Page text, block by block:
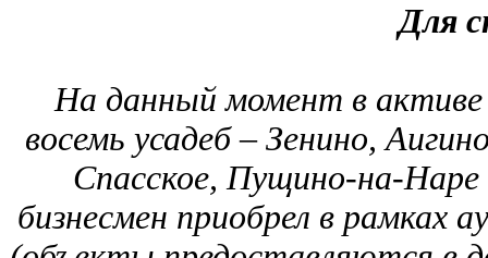
Для
На данный момент в
восемь усадеб – Зенино,
Спасское, Пущино-на-
бизнесмен приобрел в рамках